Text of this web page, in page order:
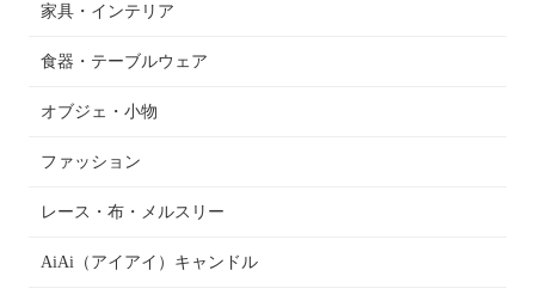
家具・インテリア
食器・テーブルウェア
オブジェ・小物
ファッション
レース・布・メルスリー
AiAi（アイアイ）キャンドル